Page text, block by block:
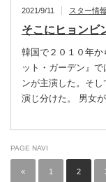
2021/9/11 スター情報
そこにヒョンビ
韓国で２０１０年
ット・ガーデン』
ンが主演した。そ
演じ分けた。 男女
PAGE NAVI
« 1 2